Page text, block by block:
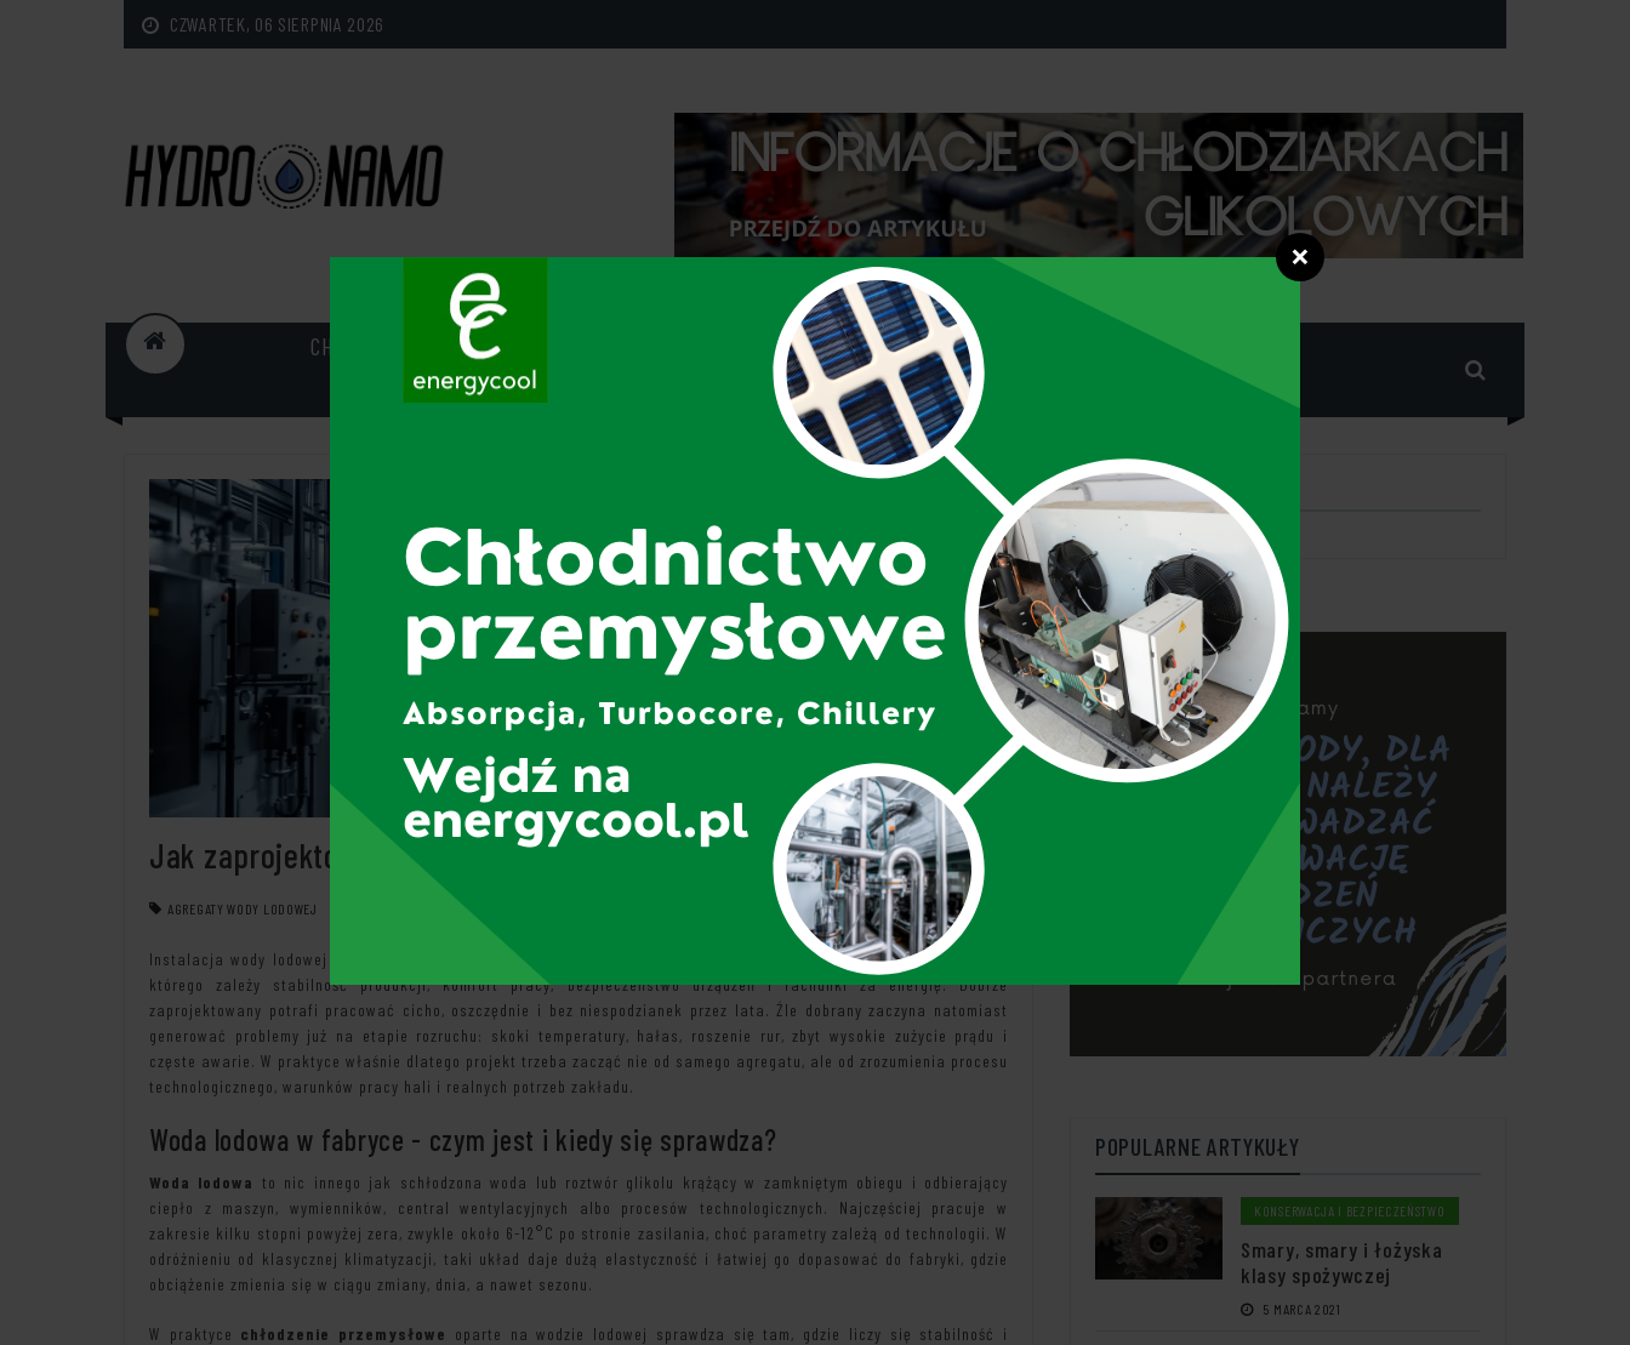
CZWARTEK, 06 SIERPNIA 2026
D
T
CHŁODNICTWO PRZEMYSŁOWE
AGREGATY WODY LODOWEJ
ABSORPCJA I TRIGENERACJA
KONSERWACJA I BEZPIECZEŃSTWO
BLOG
Jak zaprojektować instalację wody lodowej w fabryce?
AGREGATY WODY LODOWEJ
Instalacja wody lodowej w fabryce to nie jest zwykły układ chłodzenia, który „ma po prostu działać”. To system, od
którego zależy stabilność produkcji, komfort pracy, bezpieczeństwo urządzeń i rachunki za energię. Dobrze
zaprojektowany potrafi pracować cicho, oszczędnie i bez niespodzianek przez lata. Źle dobrany zaczyna natomiast
generować problemy już na etapie rozruchu: skoki temperatury, hałas, roszenie rur, zbyt wysokie zużycie prądu i
częste awarie. W praktyce właśnie dlatego projekt trzeba zacząć nie od samego agregatu, ale od zrozumienia procesu
technologicznego, warunków pracy hali i realnych potrzeb zakładu.
Woda lodowa w fabryce - czym jest i kiedy się sprawdza?
Woda lodowa to nic innego jak schłodzona woda lub roztwór glikolu krążący w zamkniętym obiegu i odbierający
ciepło z maszyn, wymienników, central wentylacyjnych albo procesów technologicznych. Najczęściej pracuje w
zakresie kilku stopni powyżej zera, zwykle około 6-12°C po stronie zasilania, choć parametry zależą od technologii. W
odróżnieniu od klasycznej klimatyzacji, taki układ daje dużą elastyczność i łatwiej go dopasować do fabryki, gdzie
obciążenie zmienia się w ciągu zmiany, dnia, a nawet sezonu.
W praktyce chłodzenie przemysłowe oparte na wodzie lodowej sprawdza się tam, gdzie liczy się stabilność i
ZNAJDZIESZ NAS
POPULARNE ARTYKUŁY
KONSERWACJA I BEZPIECZEŃSTWO
Smary, smary i łożyska
klasy spożywczej
5 MARCA 2021
❌